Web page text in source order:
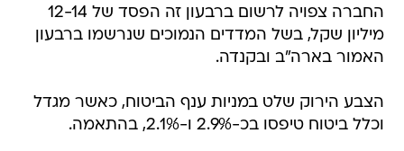
החברה צפויה לרשום ברבעון זה הפסד של 12-14
מיליון שקל, בשל המדדים הנמוכים שנרשמו ברבעון
האמור בארה"ב ובקנדה.
הצבע הירוק שלט במניות ענף הביטוח, כאשר מגדל
וכלל ביטוח טיפסו בכ-2.9% ו-2.1%, בהתאמה.